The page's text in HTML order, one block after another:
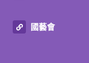
國藝會